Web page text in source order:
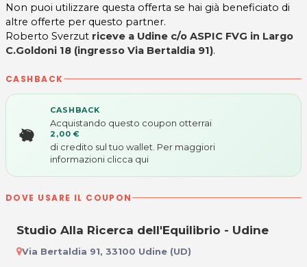
Non puoi utilizzare questa offerta se hai già beneficiato di
altre offerte per questo partner.
Roberto Sverzut riceve a Udine c/o ASPIC FVG in Largo
C.Goldoni 18 (ingresso Via Bertaldia 91).
CASHBACK
CASHBACK
Acquistando questo coupon otterrai
2,00 €
di credito sul tuo wallet. Per maggiori
informazioni clicca qui
DOVE USARE IL COUPON
Studio Alla Ricerca dell'Equilibrio - Udine
Via Bertaldia 91, 33100 Udine (UD)